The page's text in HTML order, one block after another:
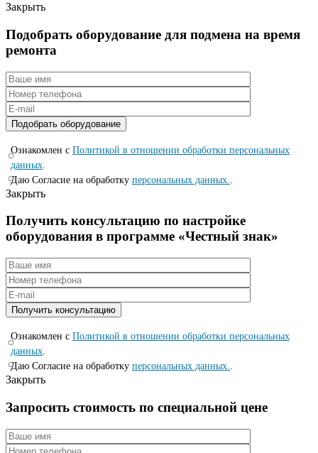
Закрыть
Подобрать оборудование для подмена на время
ремонта
Ознакомлен с Политикой в отношении обработки персональных
данных
Даю Согласие на обработку персональных данных.
Закрыть
Получить консультацию по настройке
оборудования в программе «Честный знак»
Ознакомлен с Политикой в отношении обработки персональных
данных.
Даю Согласие на обработку персональных данных..
Закрыть
Запросить стоимость по специальной цене